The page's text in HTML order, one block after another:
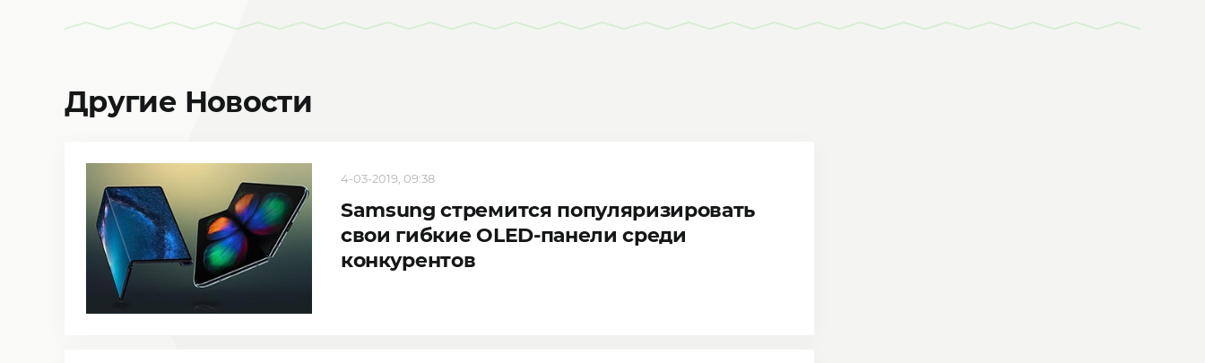
Другие Новости
4-03-2019, 09:38
Samsung стремится популяризировать
свои гибкие OLED-панели среди
конкурентов